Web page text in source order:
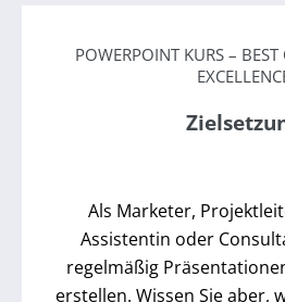
POWERPOINT KURS –
Als Marketer,
Assistentin oder
regelmäßig
erstellen. Wissen Sie aber,